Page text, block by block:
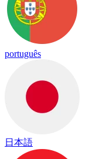
português
日本語